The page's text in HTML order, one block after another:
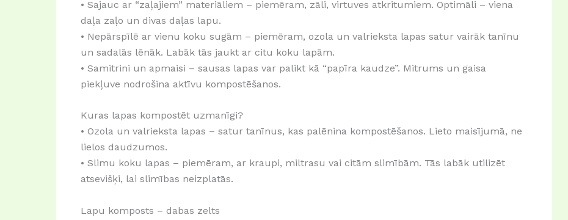
• Sajauc ar “zaļajiem” materiāliem – piemēram, zāli, virtuves atkritumiem. Optimāli – viena
daļa zaļo un divas daļas lapu.
• Nepārspīlē ar vienu koku sugām – piemēram, ozola un valrieksta lapas satur vairāk tanīnu
un sadalās lēnāk. Labāk tās jaukt ar citu koku lapām.
• Samitrini un apmaisi – sausas lapas var palikt kā “papīra kaudze”. Mitrums un gaisa
piekļuve nodrošina aktīvu kompostēšanos.
Kuras lapas kompostēt uzmanīgi?
• Ozola un valrieksta lapas – satur tanīnus, kas palēnina kompostēšanos. Lieto maisījumā, ne
lielos daudzumos.
• Slimu koku lapas – piemēram, ar kraupi, miltrasu vai citām slimībām. Tās labāk utilizēt
atsevišķi, lai slimības neizplatās.
Lapu komposts – dabas zelts